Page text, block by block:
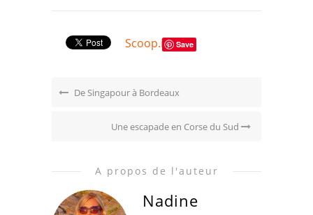
Scoop.it Save
De Singapour à Bordeaux
Une escapade en Corse du Sud
A propos de l'auteur
Nadine